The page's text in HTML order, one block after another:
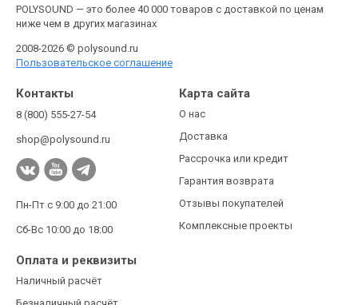
POLYSOUND — это более 40 000 товаров с доставкой по ценам
ниже чем в других магазинах
2008-2026 © polysound.ru
Пользовательское соглашение
Контакты
8 (800) 555-27-54
shop@polysound.ru
Пн-Пт с 9:00 до 21:00
Сб-Вс 10:00 до 18:00
Карта сайта
О нас
Доставка
Рассрочка или кредит
Гарантия возврата
Отзывы покупателей
Комплексные проекты
Оплата и реквизиты
Наличный расчёт